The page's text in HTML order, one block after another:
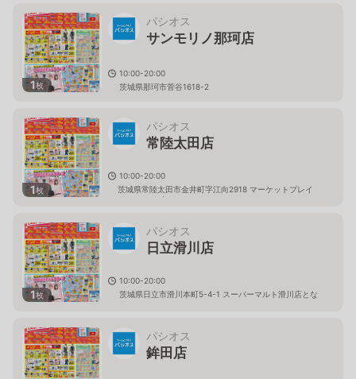
1枚
パシオス
サンモリノ那珂店
10:00-20:00
茨城県那珂市菅谷1618-2
1枚
パシオス
常陸太田店
10:00-20:00
茨城県常陸太田市金井町字江向2918 マーケットプレイ
ス フェスタ内
1枚
パシオス
日立滑川店
10:00-20:00
茨城県日立市滑川本町5-4-1 スーパーマルト滑川店とな
パシオス
鉾田店